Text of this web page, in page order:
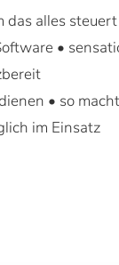
das alles steuert
•
• so
im Einsatz